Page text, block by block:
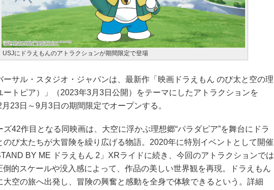
USJにドラえもんのアトラクションが期間限定で登場
サル・スタジオ・ジャパンは、最新作「映画ドラえもん のび太と空の理
ートピア）」（2023年3月3日公開）をテーマにしたアトラクションを
23日～9月3日の期間限定でオープンする。
42作目となる同映画は、大空に浮かぶ理想郷“パラダピア”を舞台にドラ
のび太たちが大冒険を繰り広げる物語。2020年に特別イベントとして開催
BY ME ドラえもん 2」XRライドに続き、今回のアトラクションでは
倒的スケールや没入感によって、作品の美しい世界観を再現。ドラえもん
大空の旅へ出発し、冒険の興奮と感動を全身で体験できるという。詳細